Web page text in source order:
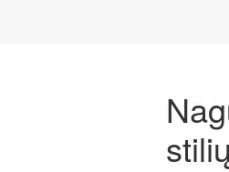
stilių